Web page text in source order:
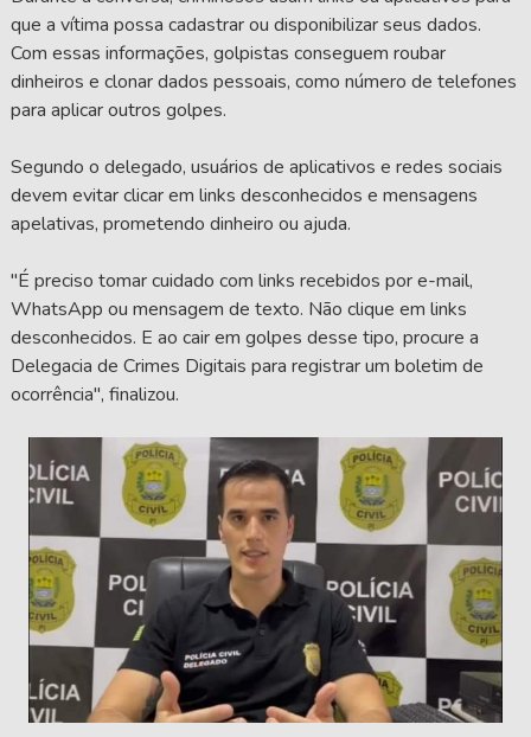
que a vítima possa cadastrar ou disponibilizar seus dados.
Com essas informações, golpistas conseguem roubar
dinheiros e clonar dados pessoais, como número de telefones
para aplicar outros golpes.
Segundo o delegado, usuários de aplicativos e redes sociais
devem evitar clicar em links desconhecidos e mensagens
apelativas, prometendo dinheiro ou ajuda.
"É preciso tomar cuidado com links recebidos por e-mail,
WhatsApp ou mensagem de texto. Não clique em links
desconhecidos. E ao cair em golpes desse tipo, procure a
Delegacia de Crimes Digitais para registrar um boletim de
ocorrência", finalizou.